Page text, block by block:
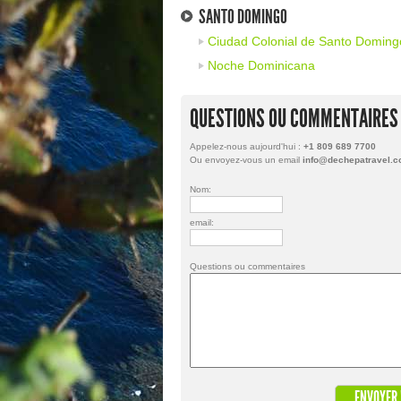
SANTO DOMINGO
Ciudad Colonial de Santo
Noche Dominicana
QUESTIONS OU COMMENTAIRES
Appelez-nous aujourd'hui : +1 809 689 7700
Ou envoyez-vous un email
Nom:
email:
Questions ou commentaires